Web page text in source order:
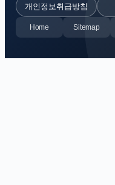
개인정보취급방침
Home Sitemap